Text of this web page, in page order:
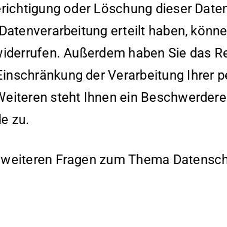
oder Löschung dieser
erteilt haben,
Außerdem haben Sie das
der Verarbeitung Ihrer
steht Ihnen ein
zu.
Fragen zum Thema